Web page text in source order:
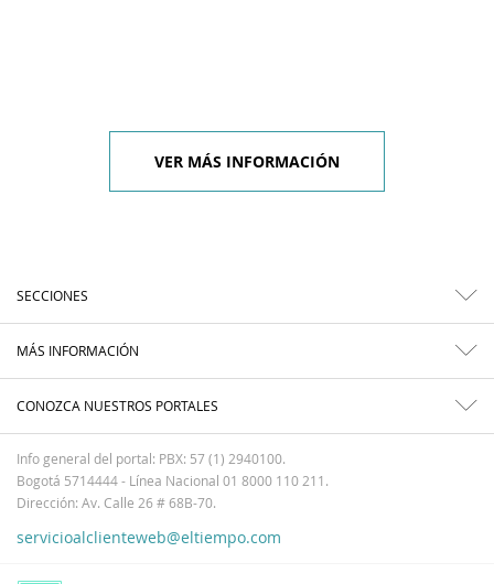
VER MÁS INFORMACIÓN
SECCIONES
MÁS INFORMACIÓN
CONOZCA NUESTROS PORTALES
Info general del portal: PBX: 57 (1) 2940100.
Bogotá 5714444 - Línea Nacional 01 8000 110 211.
Dirección: Av. Calle 26 # 68B-70.
servicioalclienteweb@eltiempo.com